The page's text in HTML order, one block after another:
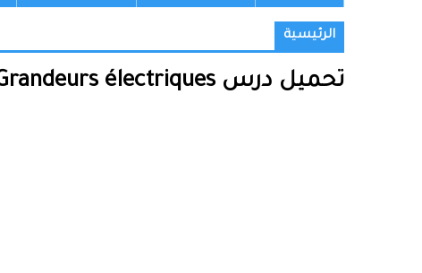
الرئيسية
تحميل درس Grandeurs électriques – علوم المهندس – الأولى باكالوريا علوم وتكنولوجيات كهربائية